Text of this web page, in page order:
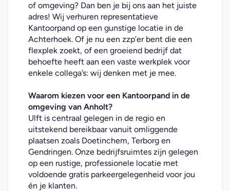
of omgeving? Dan ben je bij ons aan het juiste
adres! Wij verhuren representatieve
Kantoorpand op een gunstige locatie in de
Achterhoek. Of je nu een zzp’er bent die een
flexplek zoekt, of een groeiend bedrijf dat
behoefte heeft aan een vaste werkplek voor
enkele collega’s: wij denken met je mee.
Waarom kiezen voor een Kantoorpand in de
omgeving van Anholt?
Ulft is centraal gelegen in de regio en
uitstekend bereikbaar vanuit omliggende
plaatsen zoals Doetinchem, Terborg en
Gendringen. Onze bedrijfsruimtes zijn gelegen
op een rustige, professionele locatie met
voldoende gratis parkeergelegenheid voor jou
én je klanten.